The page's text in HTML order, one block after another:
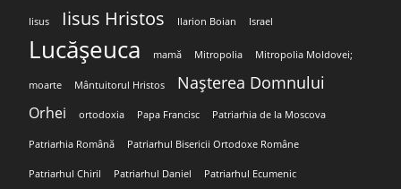
Iisus Iisus Hristos Ilarion Boian Israel
Lucășeuca mamă Mitropolia Mitropolia Moldovei;
moarte Mântuitorul Hristos Nașterea Domnului
Orhei ortodoxia Papa Francisc Patriarhia de la Moscova
Patriarhia Română Patriarhul Bisericii Ortodoxe Române
Patriarhul Chiril Patriarhul Daniel Patriarhul Ecumenic